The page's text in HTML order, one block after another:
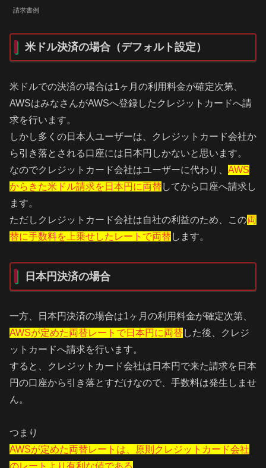
請求書例
米ドル決済の場合（デフォルト設定）
米ドルでの決済の場合は1ヶ月の利用料金が確定次第、
AWSはみなさんがAWSへ登録したクレジットカードへ請
求を行います。
しかし多くの日本人ユーザーは、クレジットカード会社か
ら引き落とされる口座には日本円しかないと思います。
なのでクレジットカード会社はユーザーに代わり、 AWS
からきた米ドル請求を日本円に両替してから口座へ請求し
ます。
ただしクレジットカード会社は自社の利益のため、この両
替に手数料を上乗せしたレートで両替します。
日本円決済の場合
一方、日本円決済の場合は1ヶ月の利用料金が確定次第、
AWSが定めた両替レートで日本円に両替した後、クレジ
ットカードへ請求を行います。
すると、クレジットカード会社は日本円で来た請求を日本
円の口座から引き落とすだけなので、手数料は発生しませ
ん。
つまり
AWSが定めた両替レートは、原則クレジットカード会社
のレートより有利な値である